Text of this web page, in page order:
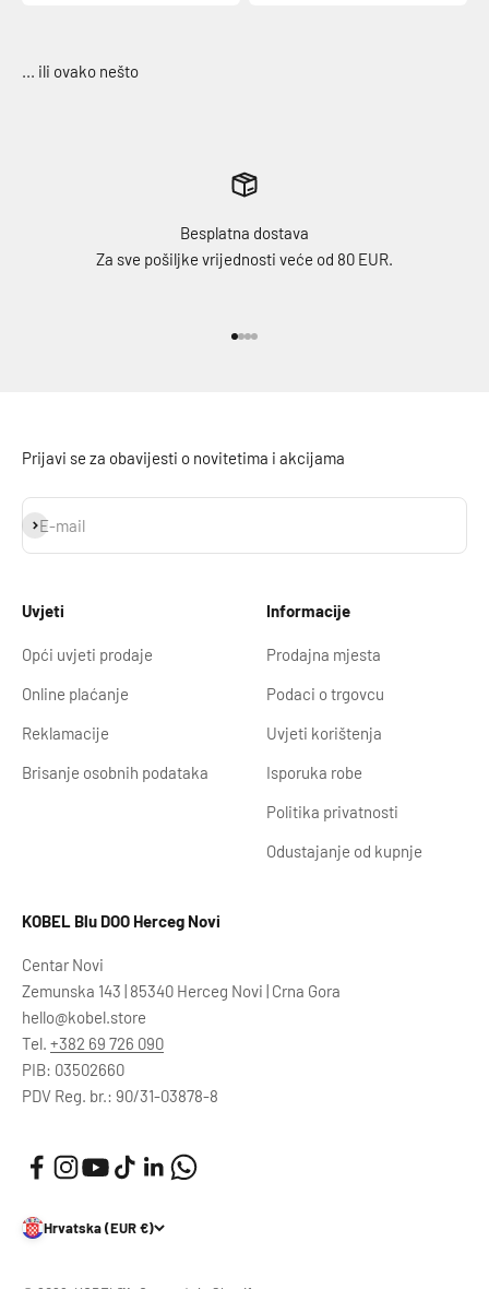
Besplatna dostava
Za sve pošiljke vrijednosti veće od 80 EUR.
Prijavi se za obavijesti o novitetima i akcijama
E-mail
Prijavi se
Uvjeti
Opći uvjeti prodaje
Online plaćanje
Reklamacije
Brisanje osobnih podataka
Informacije
Prodajna mjesta
Podaci o trgovcu
Uvjeti korištenja
Isporuka robe
Politika privatnosti
Odustajanje od kupnje
KOBEL Blu DOO Herceg Novi
Centar Novi
Zemunska 143 | 85340 Herceg Novi | Crna Gora
hello@kobel.store
Tel. +382 69 726 090
PIB: 03502660
PDV Reg. br.: 90/31-03878-8
Hrvatska (EUR €)